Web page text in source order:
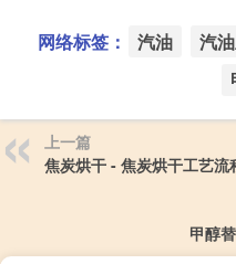
网络标签： 汽油 汽
上一篇
焦炭烘干 - 焦炭烘干工艺流
甲醇